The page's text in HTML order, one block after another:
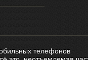
телефонов